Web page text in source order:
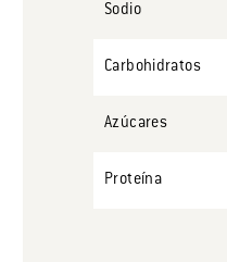
Sodio
Carbohidratos
Azúcares
Proteína